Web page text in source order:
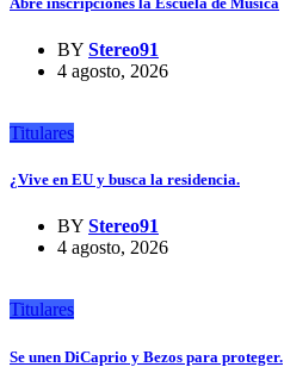
BY Stereo91
4 agosto, 2026
Titulares
¿Vive en EU y busca la residencia.
BY Stereo91
4 agosto, 2026
Titulares
Se unen DiCaprio y Bezos para proteger.